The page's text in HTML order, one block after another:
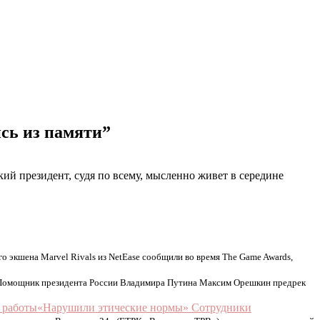
из памяти”
президент, судя по всему, мысленно живет в середине
экшена Marvel Rivals из NetEase сообщили во время The Game Awards,
президента России Владимира Путина Максим Орешкин предрек
«Нарушили этические нормы» Сотрудники